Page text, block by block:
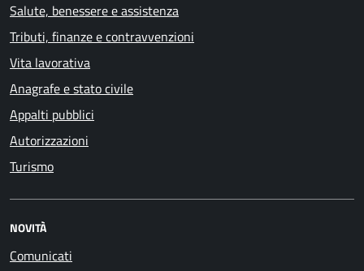
Salute, benessere e assistenza
Tributi, finanze e contravvenzioni
Vita lavorativa
Anagrafe e stato civile
Appalti pubblici
Autorizzazioni
Turismo
NOVITÀ
Comunicati